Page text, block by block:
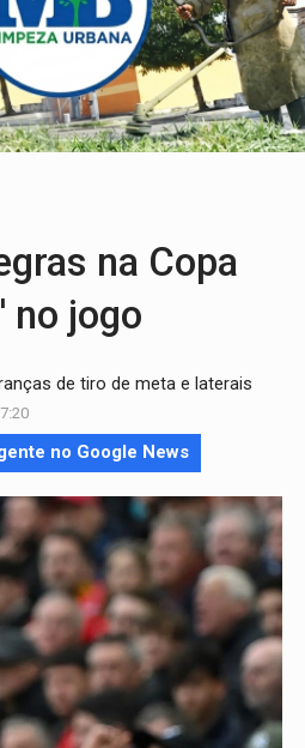
história de uma ferrovia
área atingida por erosão na EFMM
e o jantar
ilegal pela Justiça
na Copa
no jogo
de tiro de meta e laterais
no Google News